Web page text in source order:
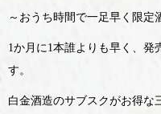
～おうち時間で一足早く限定
1か月に1本誰よりも早く、発
す。
白金酒造のサブスクがお得な